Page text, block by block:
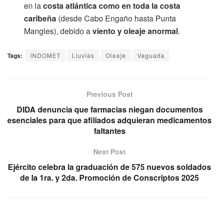
en lacosta atlántica como en toda la costa
caribeña (desde Cabo Engaño hasta Punta
Mangles), debido aviento y oleaje anormal.
Tags: INDOMET Lluvias Oleaje Vaguada
Previous Post
DIDA denuncia que farmacias niegan documentos
esenciales para que afiliados adquieran medicamentos
faltantes
Next Post
Ejército celebra la graduación de 575 nuevos soldados
de la 1ra. y 2da. Promoción de Conscriptos 2025